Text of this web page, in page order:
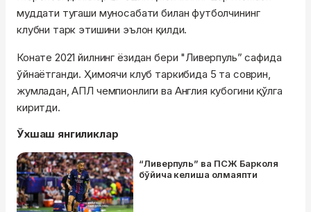
муддати тугаши муносабати билан футболчининг
клубни тарк этишини эълон қилди.
Конате 2021 йилнинг ёзидан бери "Ливерпуль” сафида
ўйнаётганди. Ҳимоячи клуб таркибида 5 та соврин,
жумладан, АПЛ чемпионлиги ва Англия кубогини қўлга
киритди.
Ўхшаш янгиликлар
“Ливерпуль” ва ПСЖ Барколя
бўйича келиша олмаяпти